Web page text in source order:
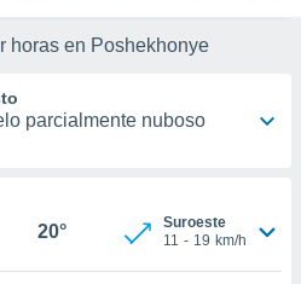
horas en Poshekhonye
parcialmente nuboso
20°
Suroeste
11 - 19 km/h